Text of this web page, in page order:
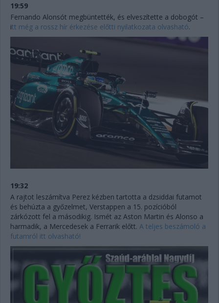
19:59
Fernando Alonsót megbüntették, és elveszítette a dobogót –
itt még a rossz hír érkezése előtti nyilatkozata olvasható.
19:32
A rajtot leszámítva Perez kézben tartotta a dzsiddai futamot
és behúzta a győzelmet, Verstappen a 15. pozícióból
zárkózott fel a másodikig. Ismét az Aston Martin és Alonso a
harmadik, a Mercedesek a Ferrarik előtt. A teljes beszámoló a
futamról itt olvasható!